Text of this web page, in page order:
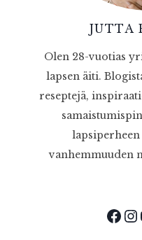
JUTTA
Olen 28-vuotias
lapsen äiti.
reseptejä,
lapsiperheen
vanhemmuuden